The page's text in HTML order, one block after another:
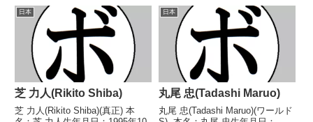
部日本フライ級新人王 【戦歴】
■1982年度西部日本フライ級新人
王予選1982/09/...
ター級暫定王座第23代OPBF東洋
太平洋スーパー...
日本
芝 力人(Rikito Shiba)
芝 力人(Rikito Shiba)(真正) 本
日本
丸尾 忠(Tadashi Maruo)
丸尾 忠(Tadashi Maruo)(ワールド